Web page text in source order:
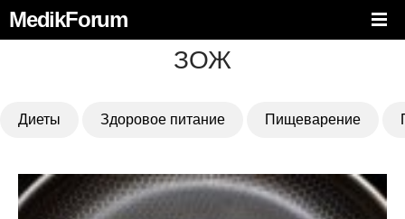
MedikForum
ЗОЖ
Диеты Здоровое питание Пищеварение